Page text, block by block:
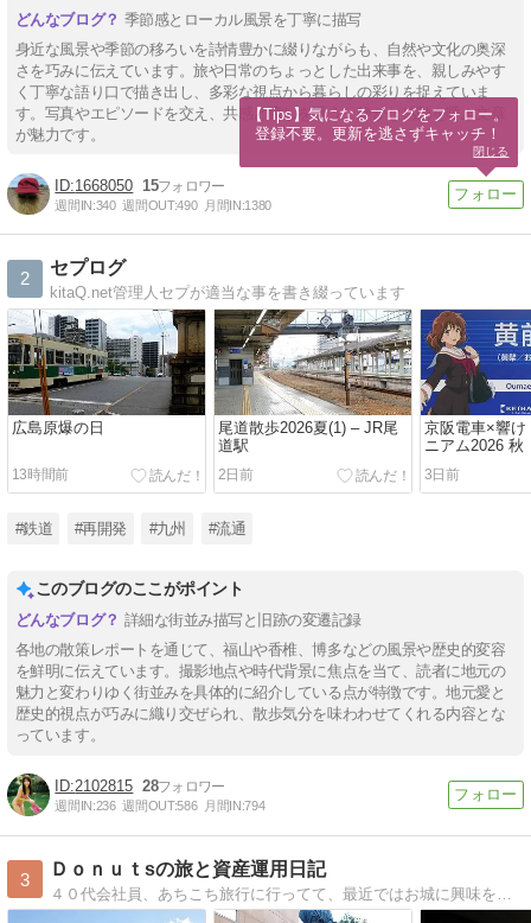
季節感とローカル風景を丁寧に描写
身近な風景や季節の移ろいを詩情豊かに綴りながらも、自然や文化の奥深
さを巧みに伝えています。旅や日常のちょっとした出来事を、親しみやす
く丁寧な語り口で描き出し、多彩な視点から暮らしの彩りを捉えていま
す。写真やエピソードを交え、共感と癒しを誘う、静かな感動を呼ぶ文章
が魅力です。
1668050 15
週間IN:340 週間OUT:490 月間IN:1380
2
セプログ
kitaQ.net管理人セプが適当な事を書き綴っています
広島原爆の日
13時間前
尾道散歩2026夏(1) – JR尾
道駅
2日前
京阪電車×響け
ニアム2026 秋
3日前
#鉄道 #再開発 #九州 #流通
このブログのここがポイント
詳細な街並み描写と旧跡の変遷記録
各地の散策レポートを通じて、福山や香椎、博多などの風景や歴史的変容
を鮮明に伝えています。撮影地点や時代背景に焦点を当て、読者に地元の
魅力と変わりゆく街並みを具体的に紹介している点が特徴です。地元愛と
歴史的視点が巧みに織り交ぜられ、散歩気分を味わわせてくれる内容とな
っています。
2102815 28
週間IN:236 週間OUT:586 月間IN:794
3
Ｄｏｎｕｔsの旅と資産運用日記
【Tips】気になるブログをフォロー。
登録不要。更新を逃さずキャッチ！
閉じる